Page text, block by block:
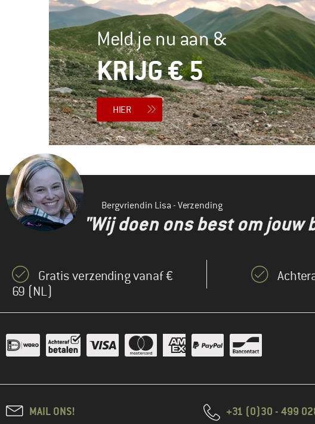
Meld je nu aan &
KRIJG € 5
HIER
Bergvriendin Lisa - Verzending
"Wij doen ons best om
Gratis verzending vanaf €
69 (NL)
MAIL ONS! +31 (0)30 - 499